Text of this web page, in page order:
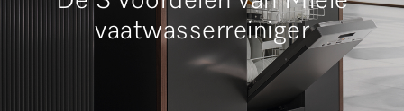
vaatwasserreiniger